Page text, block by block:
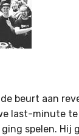
de beurt aan
last-minute
spelen. Hij